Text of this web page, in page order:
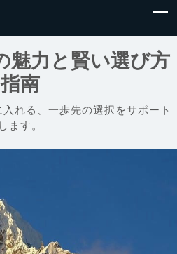
魅力と賢い選び方
指南
れる、一歩先の選択をサポート
します。